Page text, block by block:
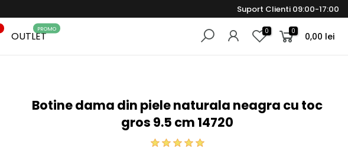
Suport Clienti 09:00-17:00
OUTLET
PROMO 0 0 0,00 lei
Botine dama din piele naturala neagra cu toc
gros 9.5 cm 14720